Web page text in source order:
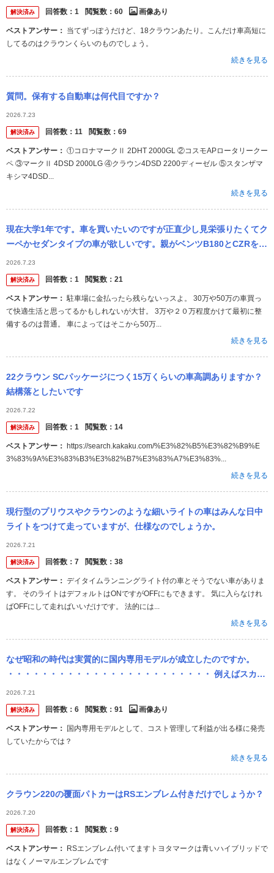
解決済み 回答数： 1 閲覧数： 60 画像あり
ベストアンサー：
してるのはクラウンくらいのものでしょう。
続きを見る
質問。保有する自動車は何代目ですか？
2026.7.23
解決済み 回答数： 11 閲覧数： 69
ベストアンサー：
ペ ③マークⅡ 4DSD 2000LG ④クラウン4DSD 2200ディーゼル ⑤スタンザマ
キシマ4DSD...
続きを見る
現在大学1年です。車を買いたいのですが正直少し見栄張りたくてク
ーペかセダンタイプの車が欲しいです。親がベンツB180とCZRを持
っていて1日保険使うなら貸してくれる感じです。 ありがたい事な
んで...
2026.7.23
解決済み 回答数： 1 閲覧数： 21
ベストアンサー： 駐車場に金払ったら残らないっスよ。 30万や50万の車買っ
て快適生活と思ってるかもしれないが大甘。 3万や２０万程度かけて最初に整
備するのは普通。 車によってはそこから50万...
続きを見る
22クラウン SCパッケージにつく15万くらいの車高調ありますか？
結構落としたいです
2026.7.22
解決済み 回答数： 1 閲覧数： 14
ベストアンサー：
3%83%9A%E3%83%B3%E3%82%B7%E3%83%A7%E3%83%...
続きを見る
現行型のプリウスやクラウンのような細いライトの車はみんな日中
ライトをつけて走っていますが、仕様なのでしょうか。
2026.7.21
解決済み 回答数： 7 閲覧数： 38
ベストアンサー：
す。 そのライトはデフォルトはONですがOFFにもできます。 気に入らなけれ
ばOFFにして走ればいいだけです。 法的には...
続きを見る
なぜ昭和の時代は実質的に国内専用モデルが成立したのですか。
・・・・・・・・・・・・・・・・・・・・・・・・ 例えばスカイ
ラインとかマークⅡとか。 例えばレパードとかソアラとか。 例えば
セドリッ...
2026.7.21
解決済み 回答数： 6 閲覧数： 91 画像あり
ベストアンサー：
していたからでは？
続きを見る
クラウン220の覆面パトカーはRSエンブレム付きだけでしょうか？
2026.7.20
解決済み 回答数： 1 閲覧数： 9
ベストアンサー：
はなくノーマルエンブレムです